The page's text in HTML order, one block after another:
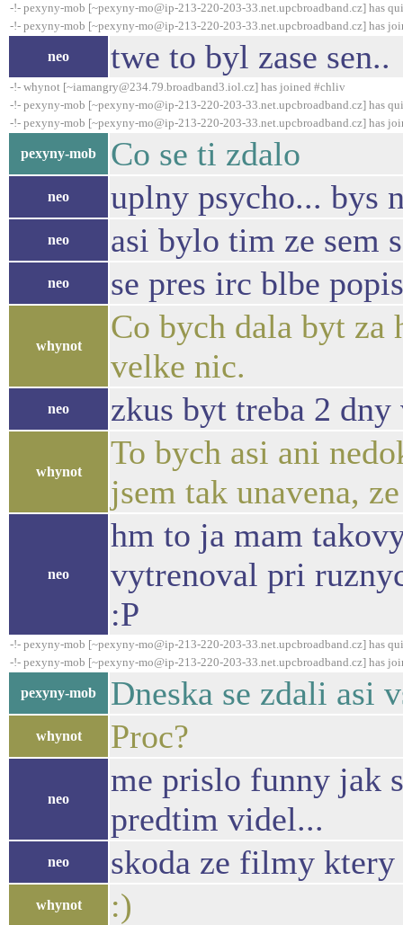
-!- pexyny-mob [~pexyny-mo@ip-213-220-203-33.net.upcbroadband.cz] has
-!- pexyny-mob [~pexyny-mo@ip-213-220-203-33.net.upcbroadband.cz] has
neo twe to byl zase sen..
-!- whynot [~iamangry@234.79.broadband3.iol.cz] has joined #chliv
-!- pexyny-mob [~pexyny-mo@ip-213-220-203-33.net.upcbroadband.cz] has
-!- pexyny-mob [~pexyny-mo@ip-213-220-203-33.net.upcbroadband.cz] has
pexyny-mob Co se ti zdalo
neo uplny psycho... bys
neo asi bylo tim ze sem
neo se pres irc blbe
whynot
Co bych dala byt za
velke nic.
neo zkus byt treba 2
whynot
To bych asi ani
jsem tak unavena,
neo
hm to ja mam
vytrenoval pri
:P
-!- pexyny-mob [~pexyny-mo@ip-213-220-203-33.net.upcbroadband.cz] has
-!- pexyny-mob [~pexyny-mo@ip-213-220-203-33.net.upcbroadband.cz] has
pexyny-mob Dneska se zdali asi
whynot Proc?
neo
me prislo funny jak
predtim videl...
neo skoda ze filmy
whynot :)